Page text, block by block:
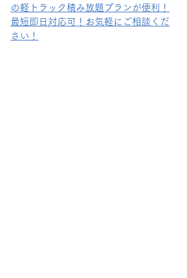
の軽トラック積み放題プランが便利！
最短即日対応可！お気軽にご相談くだ
さい！